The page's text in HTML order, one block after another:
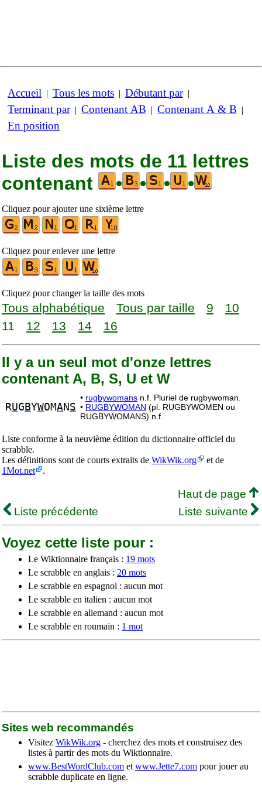
Accueil | Tous les mots | Débutant par|
Terminant par| Contenant AB | Contenant A & B |
En position
Liste des mots de 11 lettres
contenant
• • • •
Cliquez pour ajouter une sixième lettre
Cliquez pour enlever une lettre
Cliquez pour changer la taille des mots
Tous alphabétique Tous par taille 9
10
11
12 13 14 16
Il y a un seul mot d'onze lettres
contenant A, B, S, U et W
RUG BYWOMAN S
• rugbywomans n.f. Pluriel de rugbywoman.
• RUGBYWOMAN (pl. RUGBYWOMEN ou
RUGBYWOMANS) n.f.
Liste conforme à la neuvième édition du dictionnaire officiel du
scrabble.
Les définitions sont de courts extraits de WikWik.org
et de
1Mot.net
.
Haut de page
Liste précédente
Liste suivante
Voyez cette liste pour :
Le Wiktionnaire français : 19 mots
Le scrabble en anglais : 20 mots
Le scrabble en espagnol : aucun mot
Le scrabble en italien : aucun mot
Le scrabble en allemand : aucun mot
Le scrabble en roumain : 1 mot
Sites web recommandés
Visitez WikWik.org - cherchez des mots et construisez des
listes à partir des mots du Wiktionnaire.
www.BestWordClub.com et www.Jette7.com pour jouer au
scrabble duplicate en ligne.